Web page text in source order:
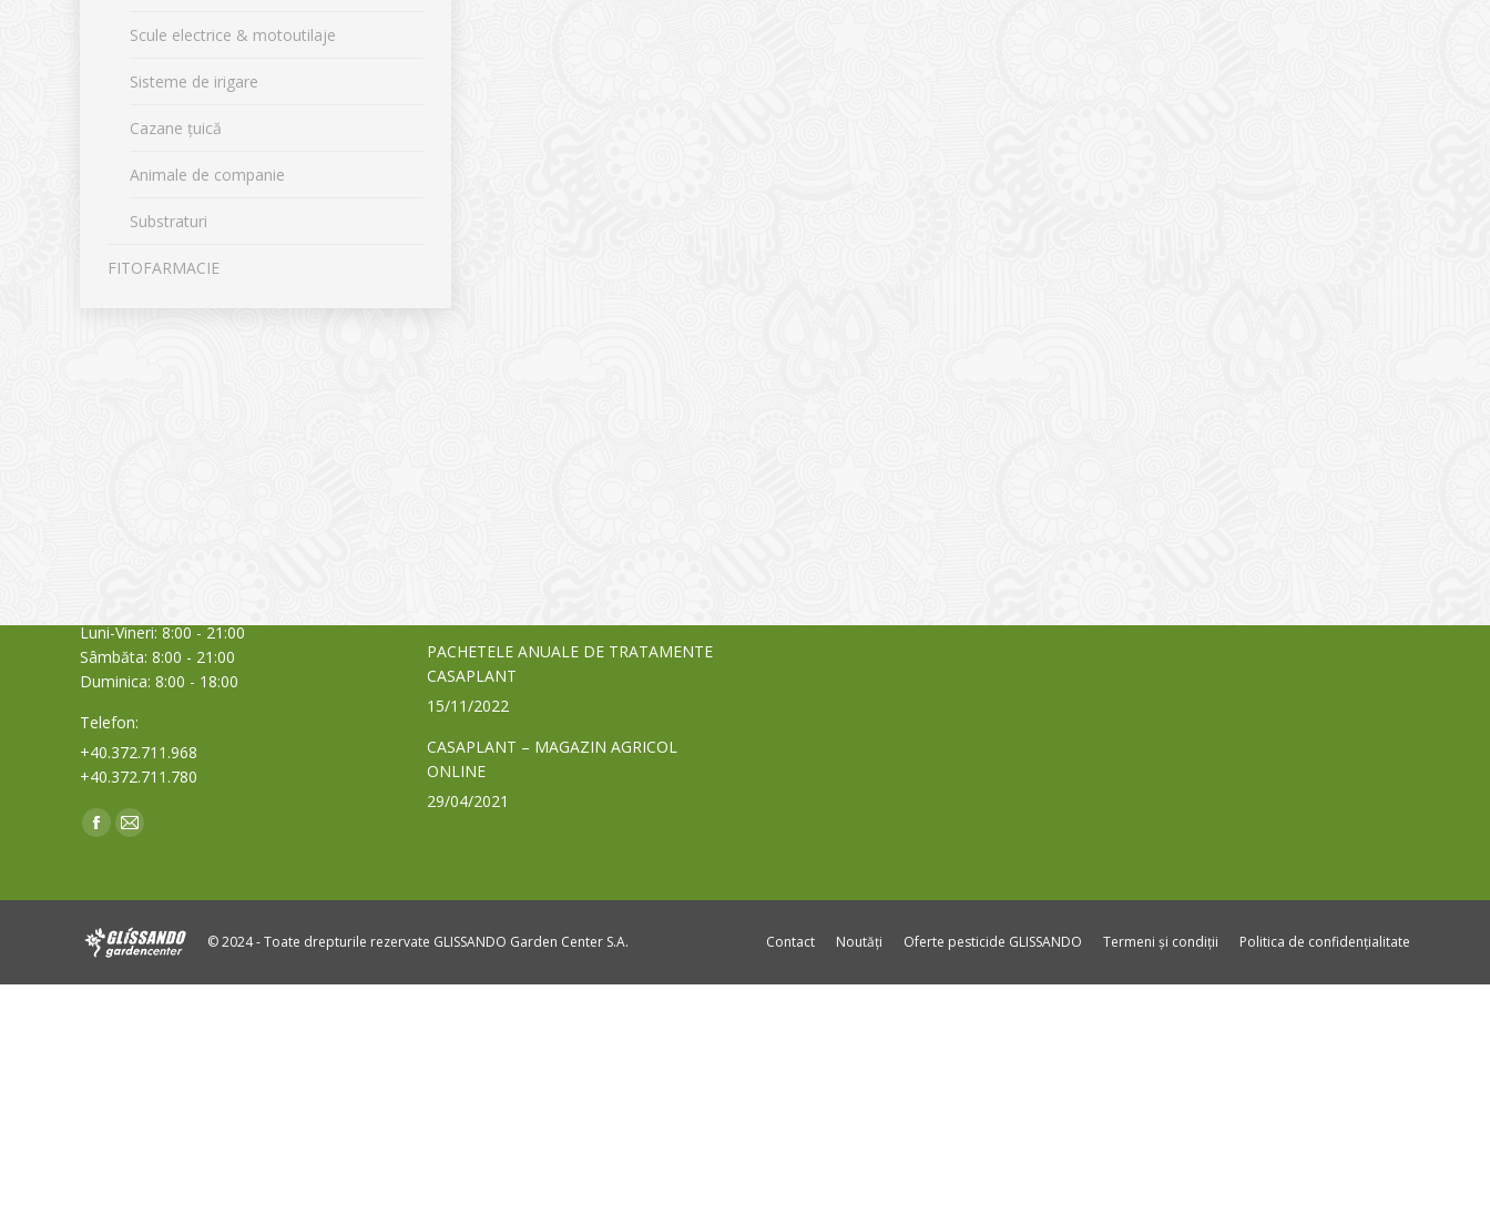
Scule electrice & motoutilaje
Sisteme de irigare
Cazane țuică
Animale de companie
Substraturi
FITOFARMACIE
Luni-Vineri: 8:00 - 21:00
Sâmbăta: 8:00 - 21:00
Duminica: 8:00 - 18:00
Telefon:
+40.372.711.968
+40.372.711.780
Find us on:
Facebook
new
Mail
new
PACHETELE ANUALE DE TRATAMENTE
CASAPLANT
15/11/2022
CASAPLANT – MAGAZIN AGRICOL
ONLINE
29/04/2021
© 2024 - Toate drepturile rezervate GLISSANDO Garden Center S.A. Contact Noutăți Oferte pesticide GLISSANDO Termeni și condiții Politica de confidențialitate